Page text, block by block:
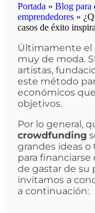
Portada » Blog para
emprendedores»
casos de éxito
Últimamente el
muy de moda.
artistas,
este método
económicos
objetivos.
Por lo general,
crowdfunding
grandes ideas
para
de gastar de su
invitamos a
a continuación: